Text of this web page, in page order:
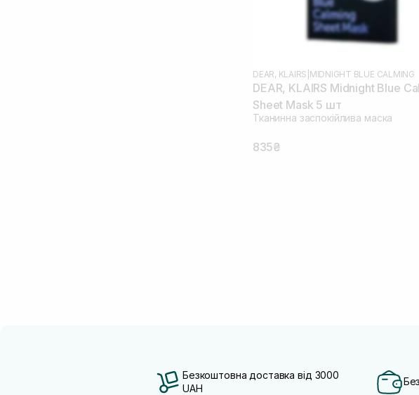
DEAR, KLAIRS MIDNIGHT BLUE CALMING
DEAR, KLAIRS Midnight Blue
Sheet Mask 5 шт
Тканинна заспокійлива маска
835₴
Безкоштовна доставка від 3000
UAH